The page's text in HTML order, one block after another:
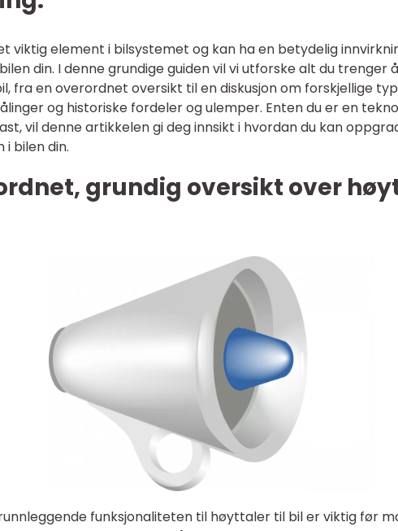
viktig element i bilsystemet og kan ha en betydelig
din. I denne grundige guiden vil vi utforske alt du trenger
fra en overordnet oversikt til en diskusjon om forskjellige
og historiske fordeler og ulemper. Enten du er en
vil denne artikkelen gi deg innsikt i hvordan du kan
i bilen din.
grundig oversikt over
funksjonaliteten til høyttaler til bil er viktig før